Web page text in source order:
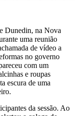
Dunedin, na Nova
uma reunião
de vídeo a
no governo
com um
e roupas
escura de uma
da sessão. Ao